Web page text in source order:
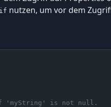
if nutzen, um vor dem
'myString' is not null.